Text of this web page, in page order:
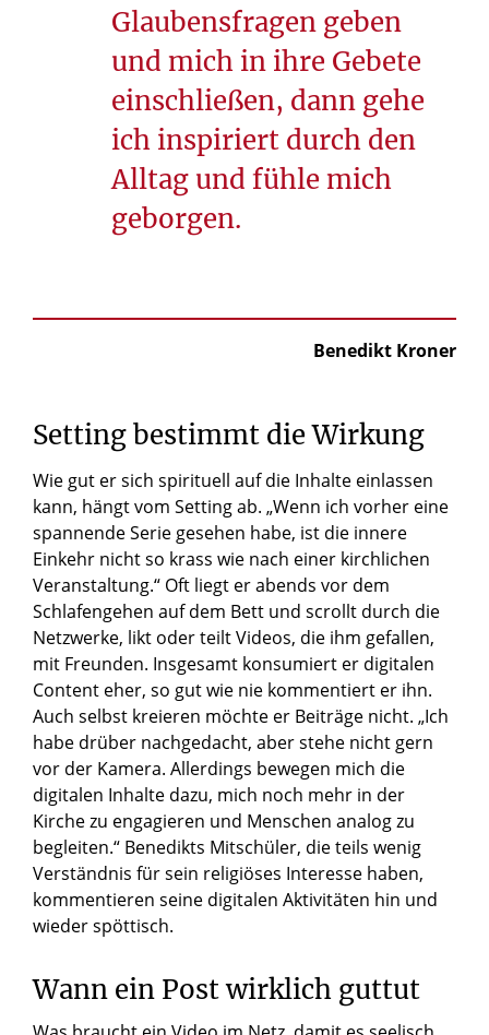
Glaubensfragen geben
und mich in ihre Gebete
einschließen, dann gehe
ich inspiriert durch den
Alltag und fühle mich
geborgen.
Benedikt Kroner
Settingbestimmt die Wirkung
Wie gut er sich spirituell auf die Inhalte einlassen
kann, hängt vom Setting ab. „Wenn ich vorher eine
spannende Serie gesehen habe, ist die innere
Einkehr nicht so krass wie nach einer kirchlichen
Veranstaltung.“ Oft liegt er abends vor dem
Schlafengehen auf dem Bett und scrollt durch die
Netzwerke, likt oder teilt Videos, die ihm gefallen,
mit Freunden. Insgesamt konsumiert er digitalen
Content eher, so gut wie nie kommentiert er ihn.
Auch selbst kreieren möchte er Beiträge nicht. „Ich
habe drüber nachgedacht, aber stehe nicht gern
vor der Kamera. Allerdings bewegen mich die
digitalen Inhalte dazu, mich noch mehr in der
Kirche zu engagieren und Menschen analog zu
begleiten.“ Benedikts Mitschüler, die teils wenig
Verständnis für sein religiöses Interesse haben,
kommentieren seine digitalen Aktivitäten hin und
wieder spöttisch.
Wann ein Post wirklich guttut